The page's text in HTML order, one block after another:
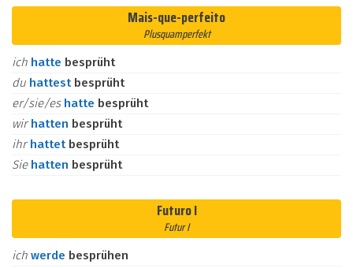
Mais-que-perfeito
Plusquamperfekt
ich hatte besprüht
du hattest besprüht
er/sie/es hatte besprüht
wirhatten besprüht
ihrhattet besprüht
Sie hatten besprüht
Futuro I
Futur I
ich werde besprühen